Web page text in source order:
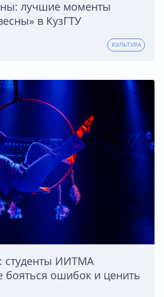
лучшие моменты
в КузГТУ
КУЛЬТУРА
студенты ИИТМА
бояться ошибок и ценить